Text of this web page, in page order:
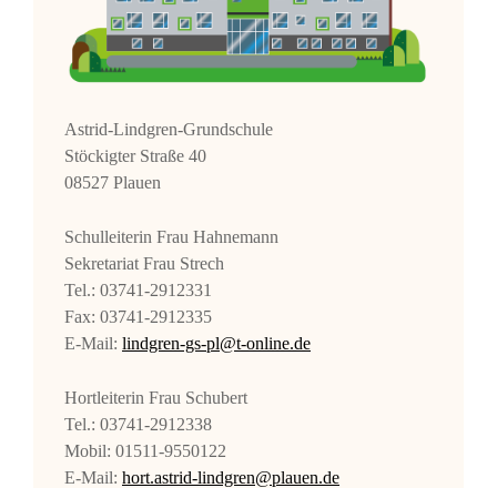
Astrid-Lindgren-Grundschule
Stöckigter Straße 40
08527 Plauen
Schulleiterin Frau Hahnemann
Sekretariat Frau Strech
Tel.: 03741-2912331
Fax: 03741-2912335
E-Mail: lindgren-gs-pl@t-online.de
Hortleiterin Frau Schubert
Tel.: 03741-2912338
Mobil: 01511-9550122
E-Mail: hort.astrid-lindgren@plauen.de